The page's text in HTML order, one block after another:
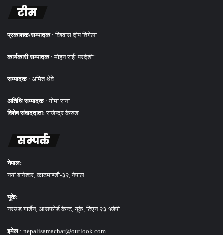
टीम
प्रकाशक/सम्पादक : विश्वास दीप तिगेला
कार्यकारी सम्पादक: मोहन राई”परदेशी”
सम्पादक: अमित थेवे
अतिथि सम्पादक: गोमा राना
विशेष संवाददाताःराजेन्द्र केरुङ
सम्पर्क
नेपाल:
नयां बानेश्वर, काठमाण्डौ-३२, नेपाल
यूके:
नरउड गार्डेन, आसफोर्ड केन्ट, यूके, टिएन २३ १जेपी
इमेल: nepalisamachar@outlook.com